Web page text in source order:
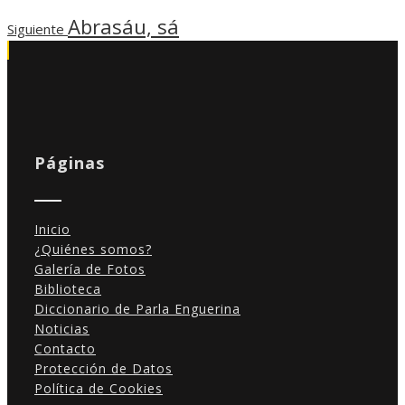
Siguiente Abrasáu, sá
Páginas
Inicio
¿Quiénes somos?
Galería de Fotos
Biblioteca
Diccionario de Parla Enguerina
Noticias
Contacto
Protección de Datos
Política de Cookies
Estas
cookies no
son
opcionales.
Son
necesarias
para que
funcione la
web.